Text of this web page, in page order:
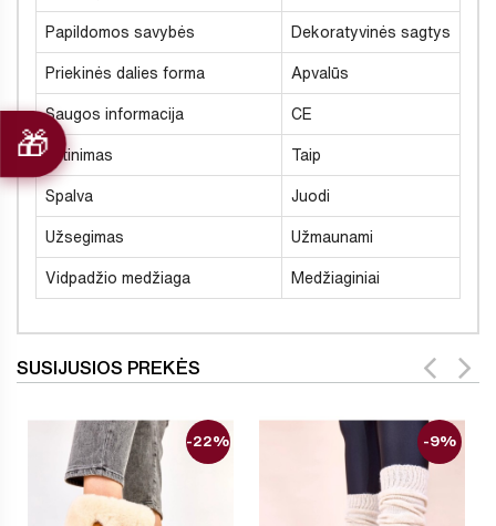
Papildomos savybės Dekoratyvinės sagtys
Priekinės dalies forma Apvalūs
Saugos informacija CE
Šiltinimas Taip
Spalva Juodi
Užsegimas Užmaunami
Vidpadžio medžiaga Medžiaginiai
SUSIJUSIOS PREKĖS
-22% -9%